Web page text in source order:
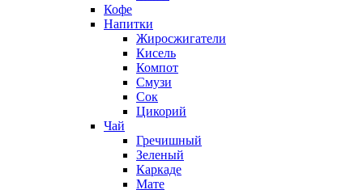
Кофе
Напитки
Жиросжигатели
Кисель
Компот
Смузи
Сок
Цикорий
Чай
Гречишный
Зеленый
Каркаде
Мате